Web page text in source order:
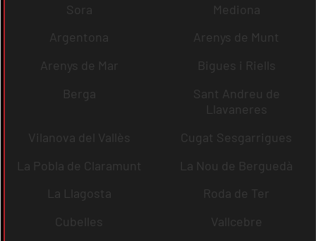
Sora
Mediona
Argentona
Arenys de Munt
Arenys de Mar
Bigues i Riells
Berga
Sant Andreu de
Llavaneres
Vilanova del Vallès
Cugat Sesgarrigues
La Pobla de Claramunt
La Nou de Berguedà
La Llagosta
Roda de Ter
Cubelles
Vallcebre